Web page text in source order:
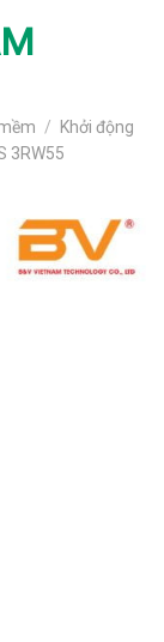
/
Khởi động
3RW55